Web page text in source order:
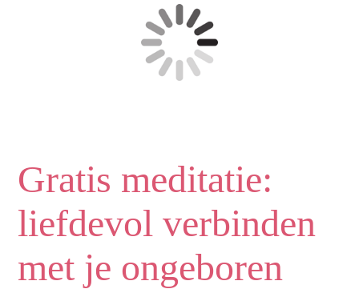
Gratis meditatie:
liefdevol verbinden
met je ongeboren